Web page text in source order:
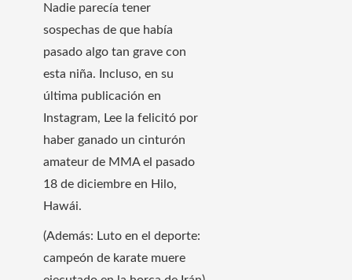
Nadie parecía tener
sospechas de que había
pasado algo tan grave con
esta niña. Incluso, en su
última publicación en
Instagram, Lee la felicitó por
haber ganado un cinturón
amateur de MMA el pasado
18 de diciembre en Hilo,
Hawái.
(Además: Luto en el deporte:
campeón de karate muere